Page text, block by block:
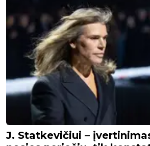
J. Statkevičiui –